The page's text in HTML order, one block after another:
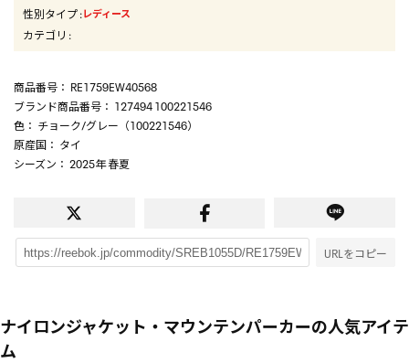
性別タイプ:レディース
カテゴリ :
商品番号 ： RE1759EW40568
ブランド商品番号 ： 127494 100221546
色 ： チョーク/グレー（100221546）
原産国 ： タイ
シーズン ： 2025年 春夏
URLをコピー
ナイロンジャケット・マウンテンパーカーの人気アイテ
ム